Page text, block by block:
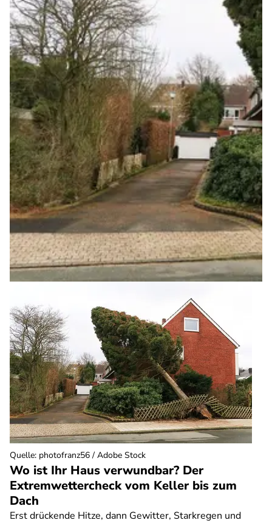
Wo ist Ihr Haus verwundbar? Der
Extremwettercheck vom Keller bis zum
Dach
Erst drückende Hitze, dann Gewitter, Starkregen und
Quelle: photofranz56 / Adobe Stock